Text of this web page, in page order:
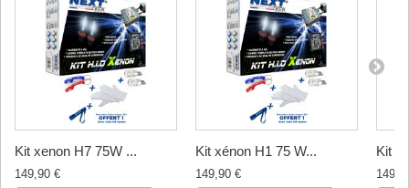
Kit xenon H7 75W ...
149,90 €
Kit xénon H1 75 W...
149,90 €
Kit